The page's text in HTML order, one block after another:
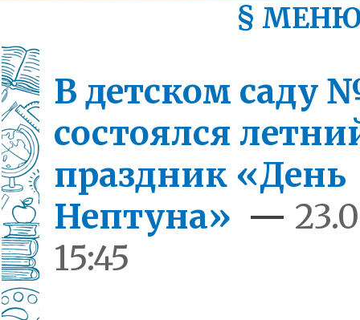
§
В детском саду
состоялся
праздник «День
Нептуна» —
15:45